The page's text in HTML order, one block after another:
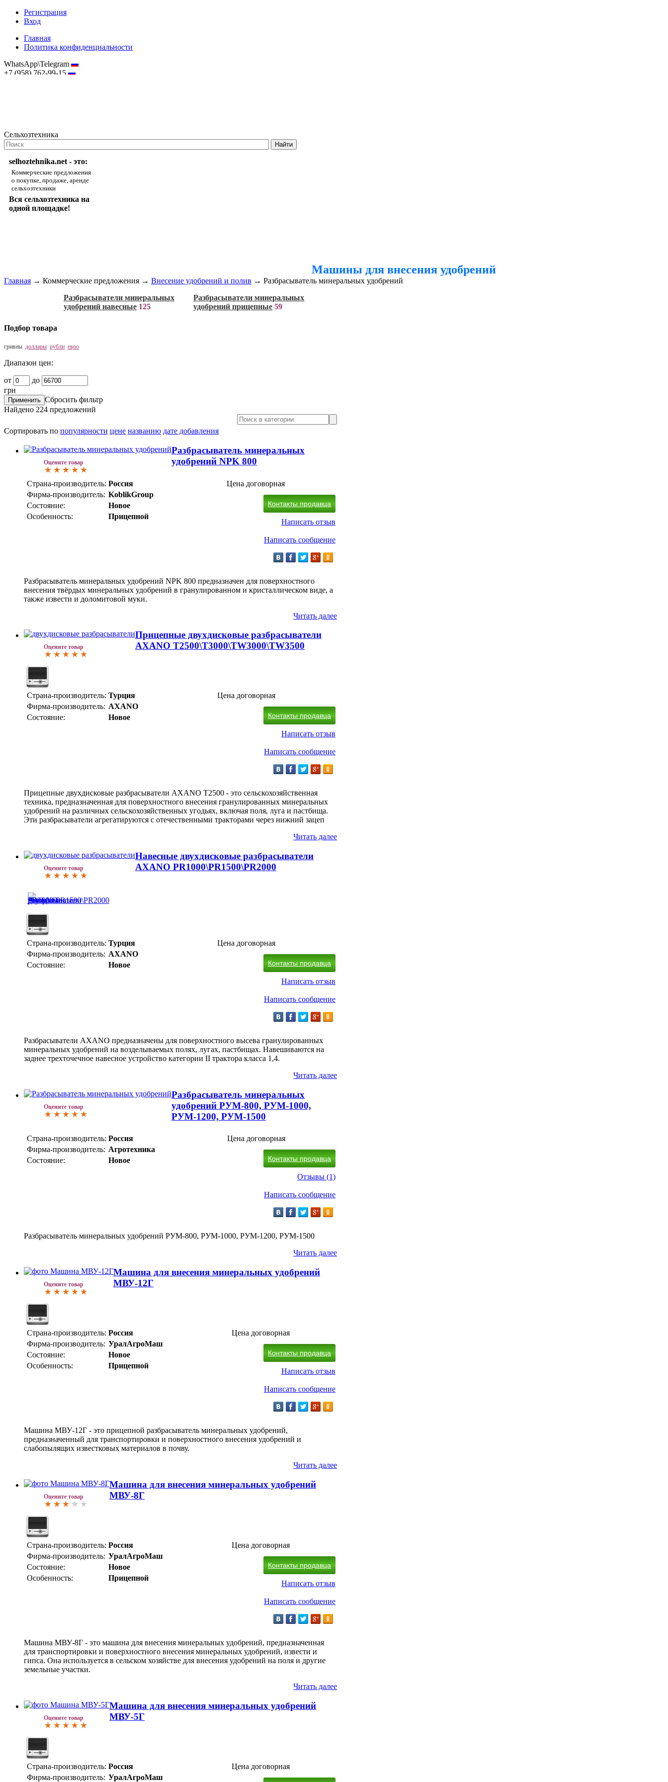
Регистрация
Вход
Главная
Политика конфиденциальности
WhatsApp\Telegram
+7 (958) 762-99-15
Сельхозтехника
selhoztehnika.net - это:
Коммерческие предложения
о покупке, продаже, аренде
сельхозтехники
Вся сельхозтехника на
одной площадке!
Машины для внесения удобрений
Главная → Коммерческие предложения → Внесение удобрений и полив → Разбрасыватель минеральных удобрений
Разбрасыватели минеральных
удобрений навесные 125
Разбрасыватели минеральных
удобрений прицепные 59
Подбор товара
гривны доллары рубли евро
Диапазон цен:
от
до
грн
Сбросить фильтр
Найдено 224 предложений
Сортировать по популярности цене названию дате добавления
Оцените товар
Разбрасыватель минеральных
удобрений NPK 800
Страна-производитель: Россия
Фирма-производитель: KoblikGroup
Состояние:
Новое
Особенность:
Прицепной
Цена договорная
Контакты продавца
Написать отзыв
Написать сообщение
Разбрасыватель минеральных удобрений NPK 800 предназначен для поверхностного
внесения твёрдых минеральных удобрений в гранулированном и кристаллическом виде, а
также извести и доломитовой муки.
Читать далее
Оцените товар
Прицепные двухдисковые разбрасыватели
AXANO T2500\T3000\TW3000\TW3500
Страна-производитель: Турция
Фирма-производитель: AXANO
Состояние:
Новое
Цена договорная
Контакты продавца
Написать отзыв
Написать сообщение
Прицепные двухдисковые разбрасыватели AXANO T2500 - это сельскохозяйственная
техника, предназначенная для поверхностного внесения гранулированных минеральных
удобрений на различных сельскохозяйственных угодьях, включая поля, луга и пастбища.
Эти разбрасыватели агрегатируются с отечественными тракторами через нижний зацеп
Читать далее
Оцените товар
Навесные двухдисковые разбрасыватели
AXANO PR1000\PR1500\PR2000
Страна-производитель: Турция
Фирма-производитель: AXANO
Состояние:
Новое
Цена договорная
Контакты продавца
Написать отзыв
Написать сообщение
Разбрасыватели AXANO предназначены для поверхностного высева гранулированных
минеральных удобрений на возделываемых полях, лугах, пастбищах. Навешиваются на
заднее трехточечное навесное устройство категории II трактора класса 1,4.
Читать далее
Оцените товар
Разбрасыватель минеральных
удобрений РУМ-800, РУМ-1000,
РУМ-1200, РУМ-1500
Страна-производитель: Россия
Фирма-производитель: Агротехника
Состояние:
Новое
Цена договорная
Контакты продавца
Отзывы (1)
Написать сообщение
Разбрасыватель минеральных удобрений РУМ-800, РУМ-1000, РУМ-1200, РУМ-1500
Читать далее
Оцените товар
Машина для внесения минеральных удобрений
МВУ-12Г
Страна-производитель: Россия
Фирма-производитель: УралАгроМаш
Состояние:
Новое
Особенность:
Прицепной
Цена договорная
Контакты продавца
Написать отзыв
Написать сообщение
Машина МВУ-12Г - это прицепной разбрасыватель минеральных удобрений,
предназначенный для транспортировки и поверхностного внесения удобрений и
слабопылящих известковых материалов в почву.
Читать далее
Оцените товар
Машина для внесения минеральных удобрений
МВУ-8Г
Страна-производитель: Россия
Фирма-производитель: УралАгроМаш
Состояние:
Новое
Особенность:
Прицепной
Цена договорная
Контакты продавца
Написать отзыв
Написать сообщение
Машина МВУ-8Г - это машина для внесения минеральных удобрений, предназначенная
для транспортировки и поверхностного внесения минеральных удобрений, извести и
гипса. Она используется в сельском хозяйстве для внесения удобрений на поля и другие
земельные участки.
Читать далее
Оцените товар
Машина для внесения минеральных удобрений
МВУ-5Г
Страна-производитель: Россия
Фирма-производитель: УралАгроМаш
Цена договорная